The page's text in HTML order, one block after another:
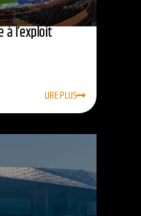
à l’exploit
LIRE PLUS